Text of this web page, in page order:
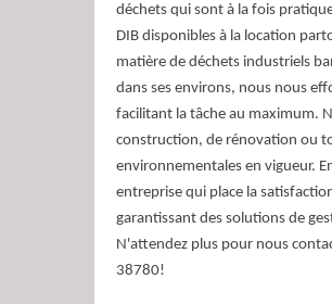
déchets qui sont à la fois
DIB disponibles à la location
matière de déchets industriels
dans ses environs, nous nous
facilitant la tâche au maximum.
construction, de rénovation ou
environnementales en vigueur.
entreprise qui place la
garantissant des solutions de
N'attendez plus pour nous
38780!